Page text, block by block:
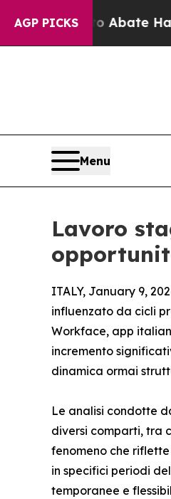
AGP PICKS
Fund to Abate Harms
Menu
Lavoro
ITALY, January 9,
influenzato da cicli
Workface, app
incremento
dinamica ormai
Le analisi condotte
diversi comparti, tra
fenomeno che
in specifici periodi
temporanee e